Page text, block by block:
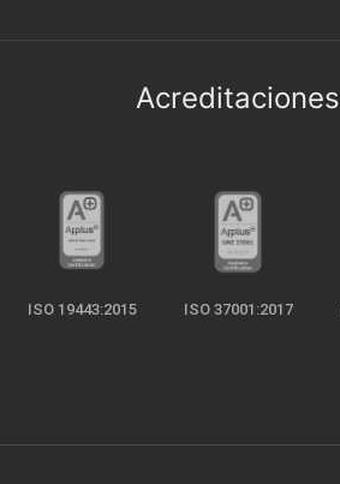
Acreditaciones
ISO 19443:2015 ISO 37001:2017